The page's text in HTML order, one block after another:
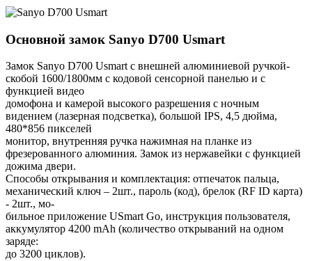
Основной замок Sanyo D700 Usmart
Замок Sanyo D700 Usmart с внешней алюминиевой ручкой-
скобой 1600/1800мм с кодовой сенсорной панелью и с
функцией видео
домофона и камерой высокого разрешения с ночным
видением (лазерная подсветка), большой IPS, 4,5 дюйма,
480*856 пикселей
монитор, внутренняя ручка нажимная на планке из
фрезерованного алюминия. Замок из нержавейки с функцией
дожима двери.
Способы открывания и комплектация: отпечаток пальца,
механический ключ – 2шт., пароль (код), брелок (RF ID карта)
- 2шт., мо-
бильное приложение USmart Go, инструкция пользователя,
аккумулятор 4200 mAh (количество открываний на одном
заряде:
до 3200 циклов).